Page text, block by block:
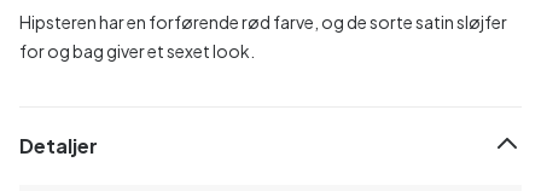
Hipsteren har en forførende rød farve, og de sorte satin sløjfer
for og bag giver et sexet look.
Detaljer